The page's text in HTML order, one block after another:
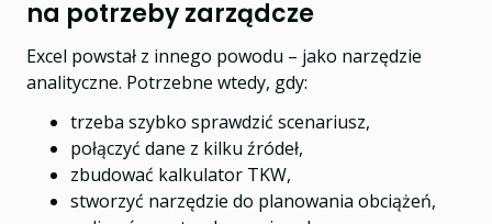
na potrzeby zarządcze
Excel powstał z innego powodu – jako narzędzie
analityczne. Potrzebne wtedy, gdy:
trzeba szybko sprawdzić scenariusz,
połączyć dane z kilku źródeł,
zbudować kalkulator TKW,
stworzyć narzędzie do planowania obciążeń,